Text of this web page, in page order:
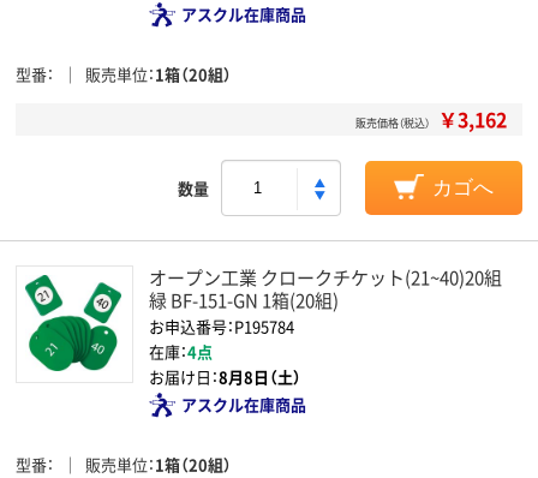
アスクル在庫商品
型番 販売単位 1箱（20組）
販売価格（税込） ￥3,162
数量 カゴへ
オープン工業 クロークチケット(21~40)20組
緑 BF-151-GN 1箱(20組)
お申込番号：P195784
在庫：4点
お届け日：8月8日（土）
アスクル在庫商品
型番 販売単位 1箱（20組）